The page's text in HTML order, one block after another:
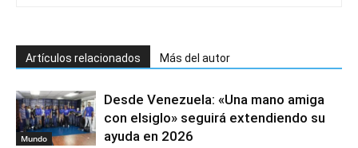
Artículos relacionados Más del autor
Mundo
Desde Venezuela: «Una mano amiga
con elsiglo» seguirá extendiendo su
ayuda en 2026